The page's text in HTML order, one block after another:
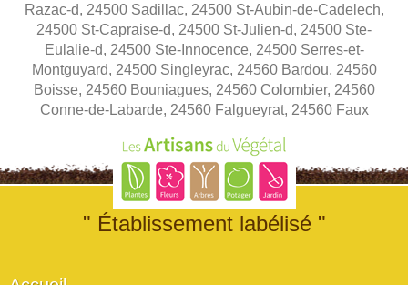
Razac-d, 24500 Sadillac, 24500 St-Aubin-de-Cadelech,
24500 St-Capraise-d, 24500 St-Julien-d, 24500 Ste-
Eulalie-d, 24500 Ste-Innocence, 24500 Serres-et-
Montguyard, 24500 Singleyrac, 24560 Bardou, 24560
Boisse, 24560 Bouniagues, 24560 Colombier, 24560
Conne-de-Labarde, 24560 Falgueyrat, 24560 Faux
" Établissement labélisé "